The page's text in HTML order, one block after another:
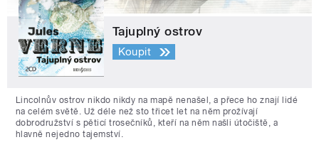
Tajuplný ostrov
Koupit
Lincolnův ostrov nikdo nikdy na mapě nenašel, a přece ho znají lidé
na celém světě. Už déle než sto třicet let na něm prožívají
dobrodružství s pěticí trosečníků, kteří na něm našli útočiště, a
hlavně nejedno tajemství.